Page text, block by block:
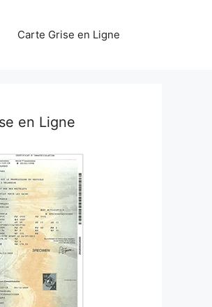
Carte Grise en Ligne
en Ligne